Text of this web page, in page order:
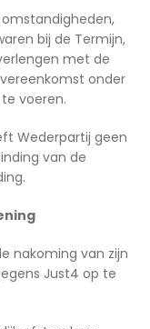
bij de Termijn,
met de
onder
voeren.
Wederpartij geen
van de
van zijn
Just4 op te